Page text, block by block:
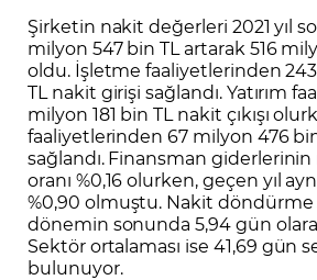
Şirketin nakit değerleri 2021 yıl
milyon 547 bin TL artarak 516
oldu. İşletme faaliyetlerinden
TL nakit girişi sağlandı. Yatırım
milyon 181 bin TL nakit çıkışı
faaliyetlerinden 67 milyon 476 bin
sağlandı. Finansman giderlerinin
oranı %0,16 olurken, geçen yıl
%0,90 olmuştu. Nakit döndürme
dönemin sonunda 5,94 gün
Sektör ortalaması ise 41,69 gün
bulunuyor.